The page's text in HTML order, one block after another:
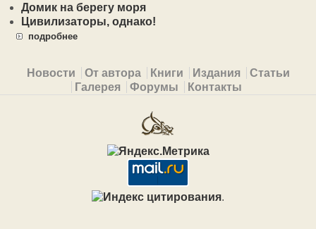
Домик на берегу моря
Цивилизаторы, однако!
подробнее
Primary menu
Новости От автора Книги Издания
Статьи
Галерея
Форумы Контакты
.